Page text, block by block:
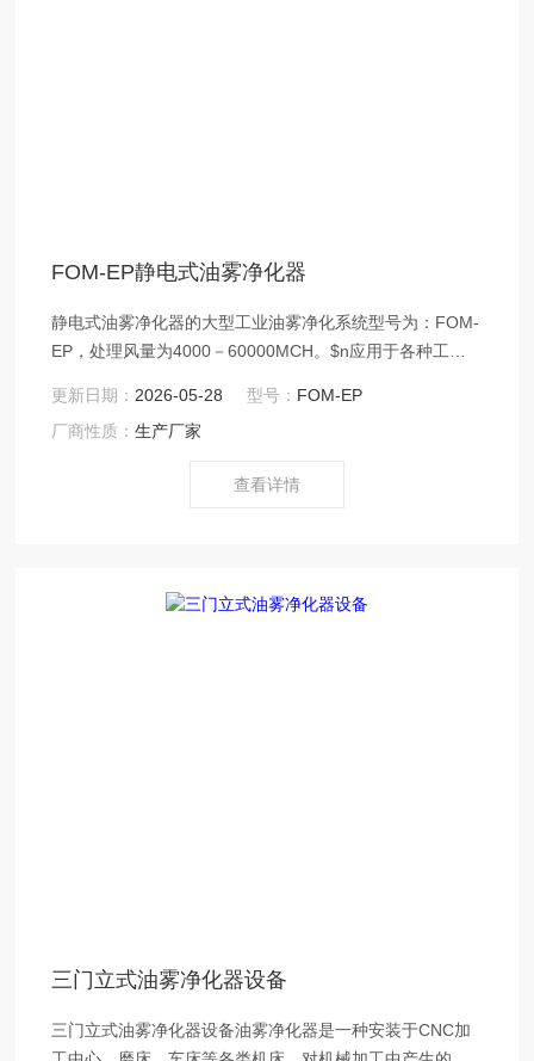
FOM-EP静电式油雾净化器
静电式油雾净化器的大型工业油雾净化系统型号为：FOM-
EP，处理风量为4000－60000MCH。$n应用于各种工业
有限公司针对不同现场情况，选用相应合理的净化处理单
元，处理设备效果达到相关地方排放标准和国家排放标
更新日期： 2026-05-28 型号： FOM-EP
厂商性质：生产厂家
查看详情
三门立式油雾净化器设备
三门立式油雾净化器设备油雾净化器是一种安装于CNC加